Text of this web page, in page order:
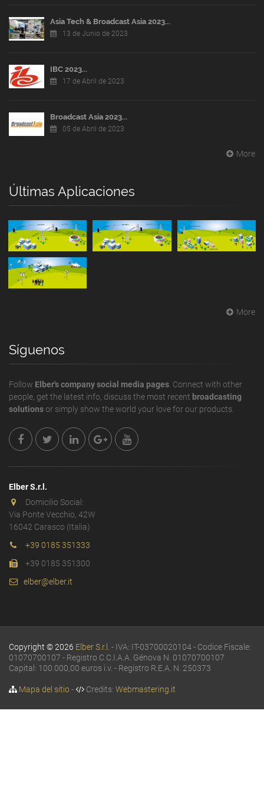
Asia Tech & Broadcast Asia 2023...
13 de Junio de 2023
IBC 2023...
17 de Abril de 2023
Broadcast Asia 2023...
05 de Abril de 2023
More
Últimas Aplicaciones
More
Síguenos
Follow Elber's company social media pages . Connect with other
people, get the latest info, discuss the most recent broadcasting
solutionsor simply show the world your love for our products.
Elber S.r.l.
Domicilio Social:
Via Ponte Vecchio, 42W
16042 Carasco (Italia)
+39 0185 351333
+39 0185 351300
elber@elber.it
Copyright © 2026 Elber S.r.l.
- IVA: IT-03700020104 - Codice Fiscale:
01070700107 - Registro C.C.I.A.A. Génova N. 01070700107
Capital: 100.000,00 euros i.v. - Registro R.E.A. N. 250373
Mapa del sitio- Credits: Webmastering.it